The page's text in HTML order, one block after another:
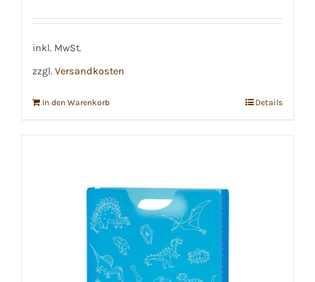
inkl. MwSt.
zzgl. Versandkosten
In den Warenkorb Details